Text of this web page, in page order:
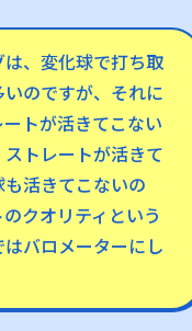
、変化球で打ち取
のですが、それに
トが活きてこない
トレートが活きて
活きてこないの
クオリティという
バロメーターにし